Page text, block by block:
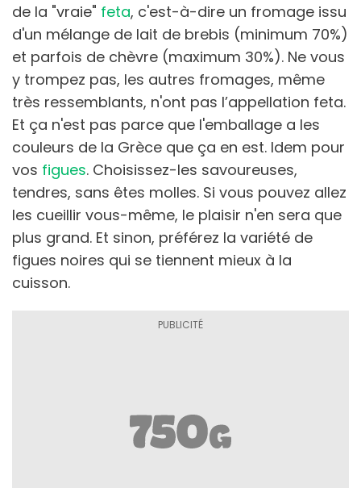
de la "vraie" feta, c'est-à-dire un fromage issu
d'un mélange de lait de brebis (minimum 70%)
et parfois de chèvre (maximum 30%). Ne vous
y trompez pas, les autres fromages, même
très ressemblants, n'ont pas l’appellation feta.
Et ça n'est pas parce que l'emballage a les
couleurs de la Grèce que ça en est. Idem pour
vos figues. Choisissez-les savoureuses,
tendres, sans êtes molles. Si vous pouvez allez
les cueillir vous-même, le plaisir n'en sera que
plus grand. Et sinon, préférez la variété de
figues noires qui se tiennent mieux à la
cuisson.